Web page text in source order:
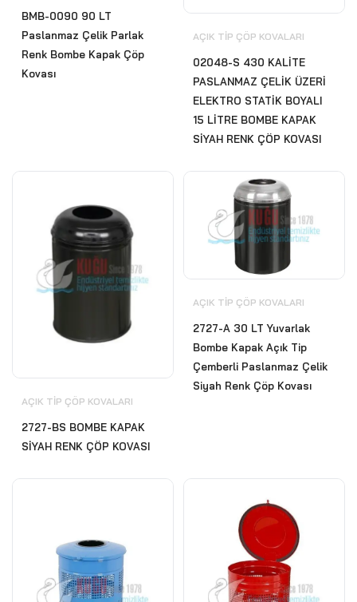
BMB-0090 90 LT
Paslanmaz Çelik Parlak
Renk Bombe Kapak Çöp
Kovası
AÇIK TIP ÇÖP KOVALARI
02048-S 430 KALİTE
PASLANMAZ ÇELİK ÜZERİ
ELEKTRO STATİK BOYALI
15 LİTRE BOMBE KAPAK
SİYAH RENK ÇÖP KOVASI
AÇIK TIP ÇÖP KOVALARI
2727-BS BOMBE KAPAK
SİYAH RENK ÇÖP KOVASI
AÇIK TIP ÇÖP KOVALARI
2727-A 30 LT Yuvarlak
Bombe Kapak Açık Tip
Çemberli Paslanmaz Çelik
Siyah Renk Çöp Kovası